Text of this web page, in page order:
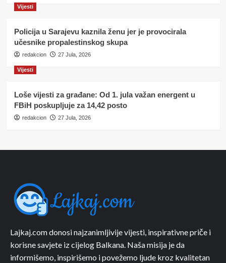
Vijesti
Policija u Sarajevu kaznila ženu jer je provocirala
učesnike propalestinskog skupa
redakcion 27 Jula, 2026
Vijesti
Loše vijesti za građane: Od 1. jula važan energent u
FBiH poskupljuje za 14,42 posto
redakcion 27 Jula, 2026
Lajkaj.com donosi najzanimljivije vijesti, inspirativne priče i
korisne savjete iz cijelog Balkana. Naša misija je da
informišemo, inspirišemo i povežemo ljude kroz kvalitetan